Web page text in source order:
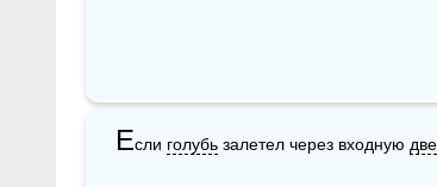
Если голубь залетел через входную